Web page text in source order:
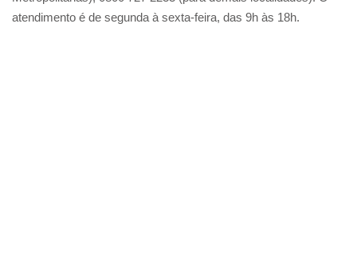
atendimento é de segunda à sexta-feira, das 9h às 18h.